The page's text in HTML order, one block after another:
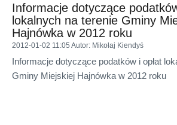
Informacje dotyczące
lokalnych na terenie Gminy
Hajnówka w 2012 roku
2012-01-02 11:05 Autor: Mikołaj Kiendyś
Informacje dotyczące podatków i opłat
Gminy Miejskiej Hajnówka w 2012 roku